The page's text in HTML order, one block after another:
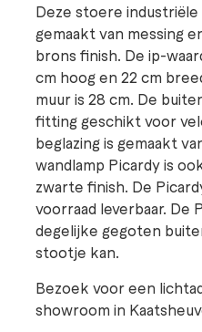
Deze stoere
gemaakt van messing
brons finish. De ip-
cm hoog en 22 cm
muur is 28 cm. De
fitting geschikt voor
beglazing is gemaakt
wandlamp Picardy is
zwarte finish. De
voorraad leverbaar. De
degelijke gegoten
stootje kan.
Bezoek voor een
showroom in